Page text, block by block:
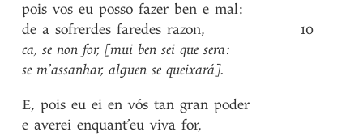
pois vos eu posso fazer ben e mal:
de a sofrerdes faredes razon,
ca, se non for, [mui ben sei que sera:
se m’assanhar, alguen se queixará].
E, pois eu ei en vós tan gran poder
e averei enquant’eu viva for,
10